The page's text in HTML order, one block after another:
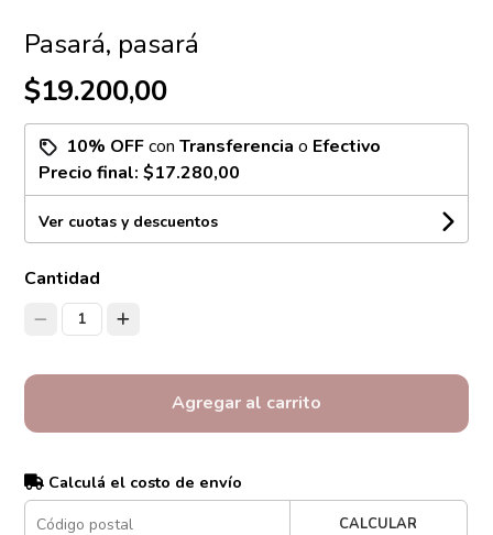
Pasará, pasará
$19.200,00
10% OFFconTransferencia o Efectivo
Precio final:$17.280,00
Ver cuotas y descuentos
Cantidad
1
Agregar al carrito
Calculá el costo de envío
CALCULAR